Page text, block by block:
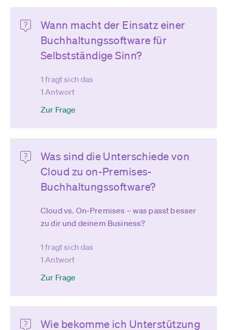
Wann macht der Einsatz einer
Buchhaltungssoftware für
Selbstständige Sinn?
1 fragt sich das
1 Antwort
Zur Frage
Was sind die Unterschiede von
Cloud zu on-Premises-
Buchhaltungssoftware?
Cloud vs. On-Premises – was passt besser
zu dir und deinem Business?
1 fragt sich das
1 Antwort
Zur Frage
Wie bekomme ich Unterstützung